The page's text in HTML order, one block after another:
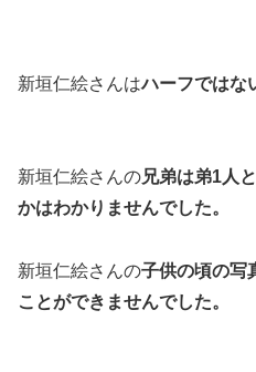
新垣仁絵さんはハーフではな
新垣仁絵さんの兄弟は弟1人
かはわかりませんでした。
新垣仁絵さんの子供の頃の写
ことができませんでした。